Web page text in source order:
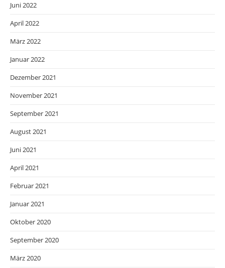
Juni 2022
April 2022
März 2022
Januar 2022
Dezember 2021
November 2021
September 2021
August 2021
Juni 2021
April 2021
Februar 2021
Januar 2021
Oktober 2020
September 2020
März 2020